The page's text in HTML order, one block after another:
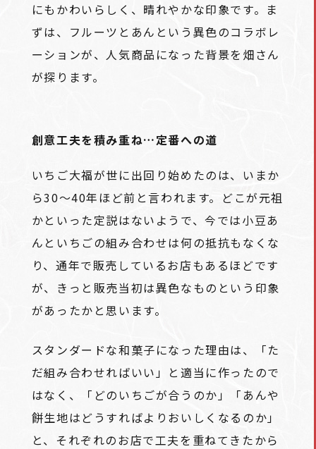
にもかわいらしく、晴れやかな印象です。ま
ずは、フルーツとあんという異色のコラボレ
ーションが、人気商品になった背景を畑さん
が探ります。
創意工夫を積み重ね…定番への道
いちご大福が世に出回り始めたのは、いまか
ら30～40年ほど前と言われます。どこが元祖
かといった定説はないようで、今では小豆あ
んといちごの組み合わせは何の抵抗もなくな
り、通年で販売しているお店もあるほどです
が、きっと販売当初は異色なものという印象
があったかと思います。
スタンダードな和菓子になった理由は、「た
だ組み合わせればいい」と適当に作ったので
はなく、「どのいちごが合うのか」「あんや
餅生地はどうすればよりおいしくなるのか」
と、それぞれのお店で工夫を重ねてきたから